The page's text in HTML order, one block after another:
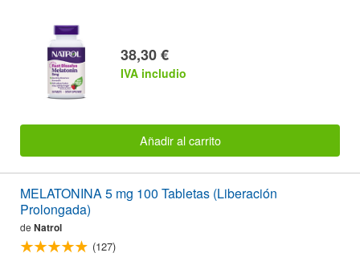
38,30 €
IVA includio
Añadir al carrito
MELATONINA 5 mg 100 Tabletas (Liberación
Prolongada)
de Natrol
(127)